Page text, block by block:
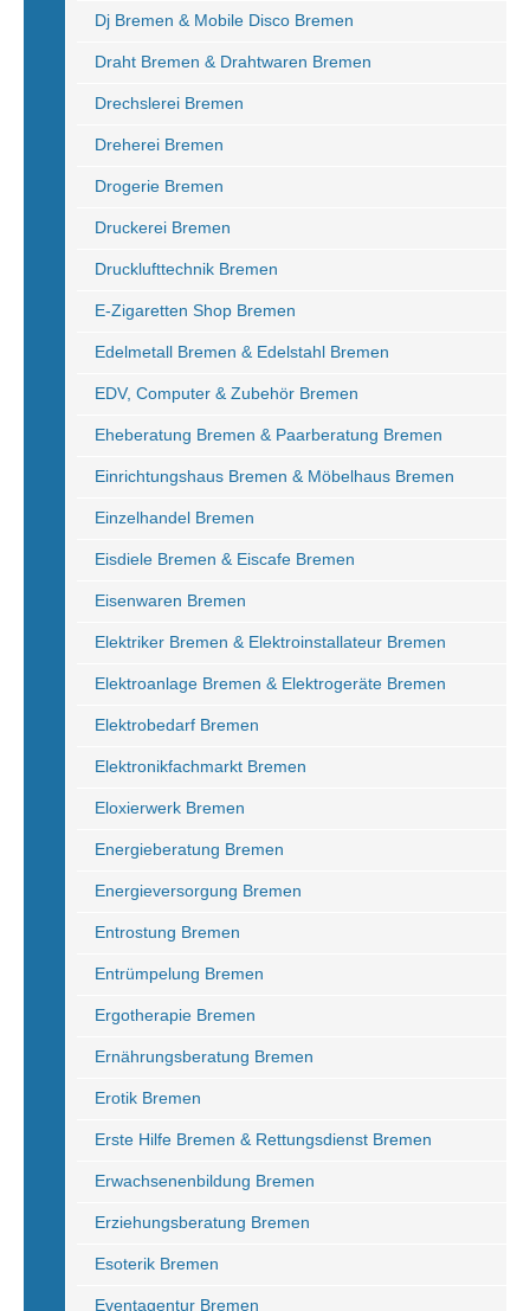
Dj Bremen & Mobile Disco Bremen
Draht Bremen & Drahtwaren Bremen
Drechslerei Bremen
Dreherei Bremen
Drogerie Bremen
Druckerei Bremen
Drucklufttechnik Bremen
E-Zigaretten Shop Bremen
Edelmetall Bremen & Edelstahl Bremen
EDV, Computer & Zubehör Bremen
Eheberatung Bremen & Paarberatung Bremen
Einrichtungshaus Bremen & Möbelhaus Bremen
Einzelhandel Bremen
Eisdiele Bremen & Eiscafe Bremen
Eisenwaren Bremen
Elektriker Bremen & Elektroinstallateur Bremen
Elektroanlage Bremen & Elektrogeräte Bremen
Elektrobedarf Bremen
Elektronikfachmarkt Bremen
Eloxierwerk Bremen
Energieberatung Bremen
Energieversorgung Bremen
Entrostung Bremen
Entrümpelung Bremen
Ergotherapie Bremen
Ernährungsberatung Bremen
Erotik Bremen
Erste Hilfe Bremen & Rettungsdienst Bremen
Erwachsenenbildung Bremen
Erziehungsberatung Bremen
Esoterik Bremen
Eventagentur Bremen